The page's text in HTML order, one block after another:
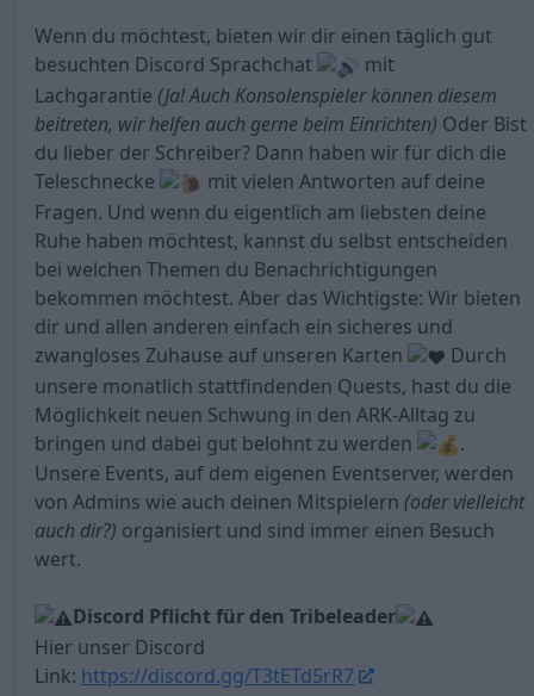
Wenn du möchtest, bieten wir dir einen täglich gut
besuchten Discord Sprachchat
mit
Lachgarantie (Ja! Auch Konsolenspieler können diesem
beitreten, wir helfen auch gerne beim Einrichten) Oder Bist
du lieber der Schreiber? Dann haben wir für dich die
Teleschnecke
mit vielen Antworten auf deine
Fragen. Und wenn du eigentlich am liebsten deine
Ruhe haben möchtest, kannst du selbst entscheiden
bei welchen Themen du Benachrichtigungen
bekommen möchtest. Aber das Wichtigste: Wir bieten
dir und allen anderen einfach ein sicheres und
zwangloses Zuhause auf unseren Karten
Durch
unsere monatlich stattfindenden Quests, hast du die
Möglichkeit neuen Schwung in den ARK-Alltag zu
bringen und dabei gut belohnt zu werden
.
Unsere Events, auf dem eigenen Eventserver, werden
von Admins wie auch deinen Mitspielern (oder vielleicht
auch dir?) organisiert und sind immer einen Besuch
wert.
Discord Pflicht für den Tribeleader
Hier unser Discord
Link: https://discord.gg/T3tETd5rR7